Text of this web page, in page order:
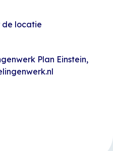
de locatie
Plan Einstein,